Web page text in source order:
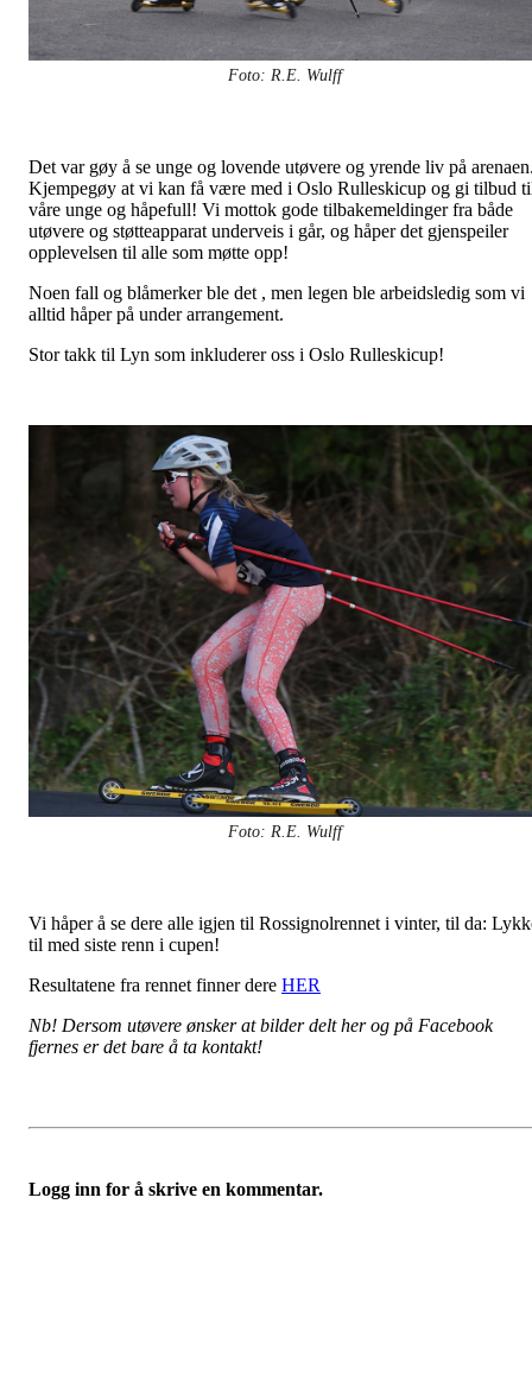
Foto: R.E. Wulff
Det var gøy å se unge og lovende utøvere og yrende liv på
Kjempegøy at vi kan få være med i Oslo Rulleskicup og gi tilbud
våre unge og håpefull! Vi mottok gode tilbakemeldinger fra både
utøvere og støtteapparat underveis i går, og håper det gjenspeiler
opplevelsen til alle som møtte opp!
Noen fall og blåmerker ble det , men legen ble arbeidsledig som vi
alltid håper på under arrangement.
Stor takk til Lyn som inkluderer oss i Oslo Rulleskicup!
Foto: R.E. Wulff
Vi håper å se dere alle igjen til Rossignolrennet i vinter, til da:
til med siste renn i cupen!
Resultatene fra rennet finner dere HER
Nb! Dersom utøvere ønsker at bilder delt her og på Facebook
fjernes er det bare å ta kontakt!
Logg inn for å skrive en kommentar.